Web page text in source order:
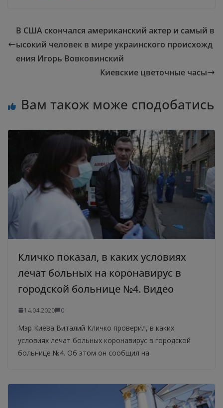
В США скончался американский актер и самый в
ысокий человек в мире украинского происхожд
ения Игорь Вовковинский
Киевские цветочные часы
Вам також може сподобатись
Кличко показал, в каких условиях
лечат больных на коронавирус в
городской больнице №4. Видео
14.04.2020 0
Мэр Киева Виталий Кличко проверил, в каких
условиях лечат больных коронавирус в городской
больнице №4. Об этом он сообщил на